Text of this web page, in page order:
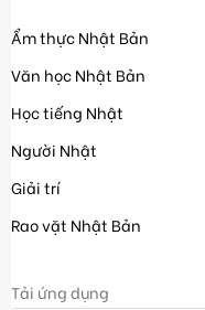
Ẩm thực Nhật Bản
Văn học Nhật Bản
Học tiếng Nhật
Người Nhật
Giải trí
Rao vặt Nhật Bản
Tải ứng dụng